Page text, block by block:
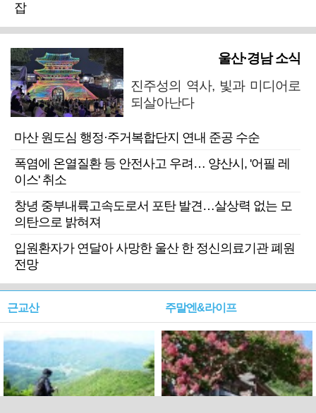
잡
울산·경남 소식
진주성의 역사, 빛과 미디어로
되살아난다
마산 원도심 행정·주거복합단지 연내 준공 수순
폭염에 온열질환 등 안전사고 우려… 양산시, '어필 레
이스' 취소
창녕 중부내륙고속도로서 포탄 발견…살상력 없는 모
의탄으로 밝혀져
입원환자가 연달아 사망한 울산 한 정신의료기관 폐원
전망
근교산 주말엔&라이프